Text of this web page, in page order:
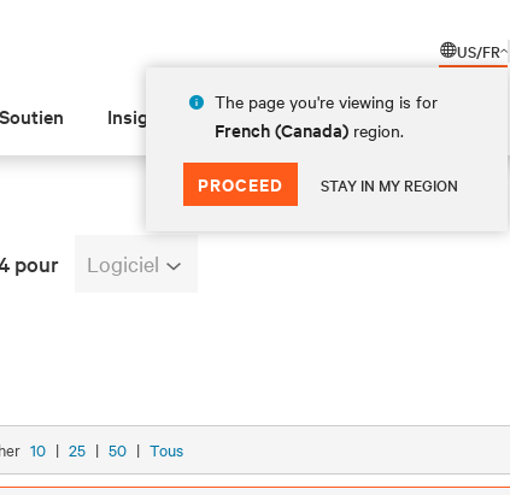
US/FR
The page you're viewing is for
French (Canada) region.
PROCEED STAY IN MY REGION
Soutien Insights À propos de
pour Logiciel
10 | 25 | 50 | Tous